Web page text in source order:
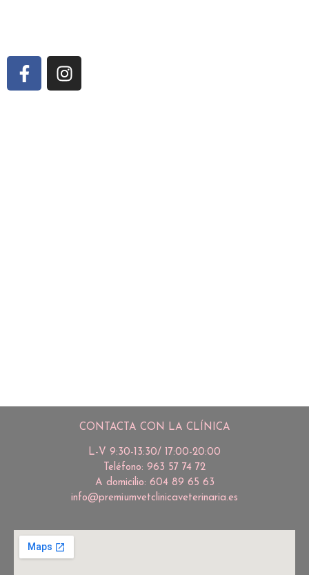
CONTACTA CON LA CLÍNICA
L-V 9:30-13:30/ 17:00-20:00
Teléfono: 963 57 74 72
A domicilio: 604 89 65 63
info@premiumvetclinicaveterinaria.es